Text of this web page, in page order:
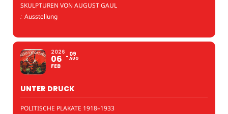
SKULPTUREN VON AUGUST GAUL
: Ausstellung
2026
06
FEB
09
AUG
UNTER DRUCK
POLITISCHE PLAKATE 1918–1933